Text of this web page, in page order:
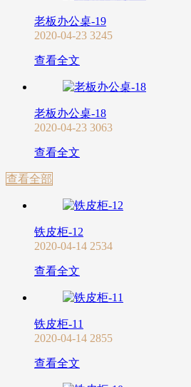
老板办公桌-19
2020-04-23 3245
查看全文
老板办公桌-18
2020-04-23 3063
查看全文
查看全部
铁皮柜-12
2020-04-14 2534
查看全文
铁皮柜-11
2020-04-14 2855
查看全文